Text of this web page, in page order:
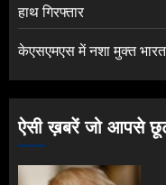
हाथ गिरफ्तार
केएसएमएस में नशा मुक्त
ऐसी ख़बरें जो आपसे